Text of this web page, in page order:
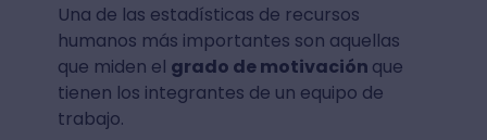
Una de las estadísticas de recursos
humanos más importantes son aquellas
que miden el grado de motivación que
tienen los integrantes de un equipo de
trabajo.